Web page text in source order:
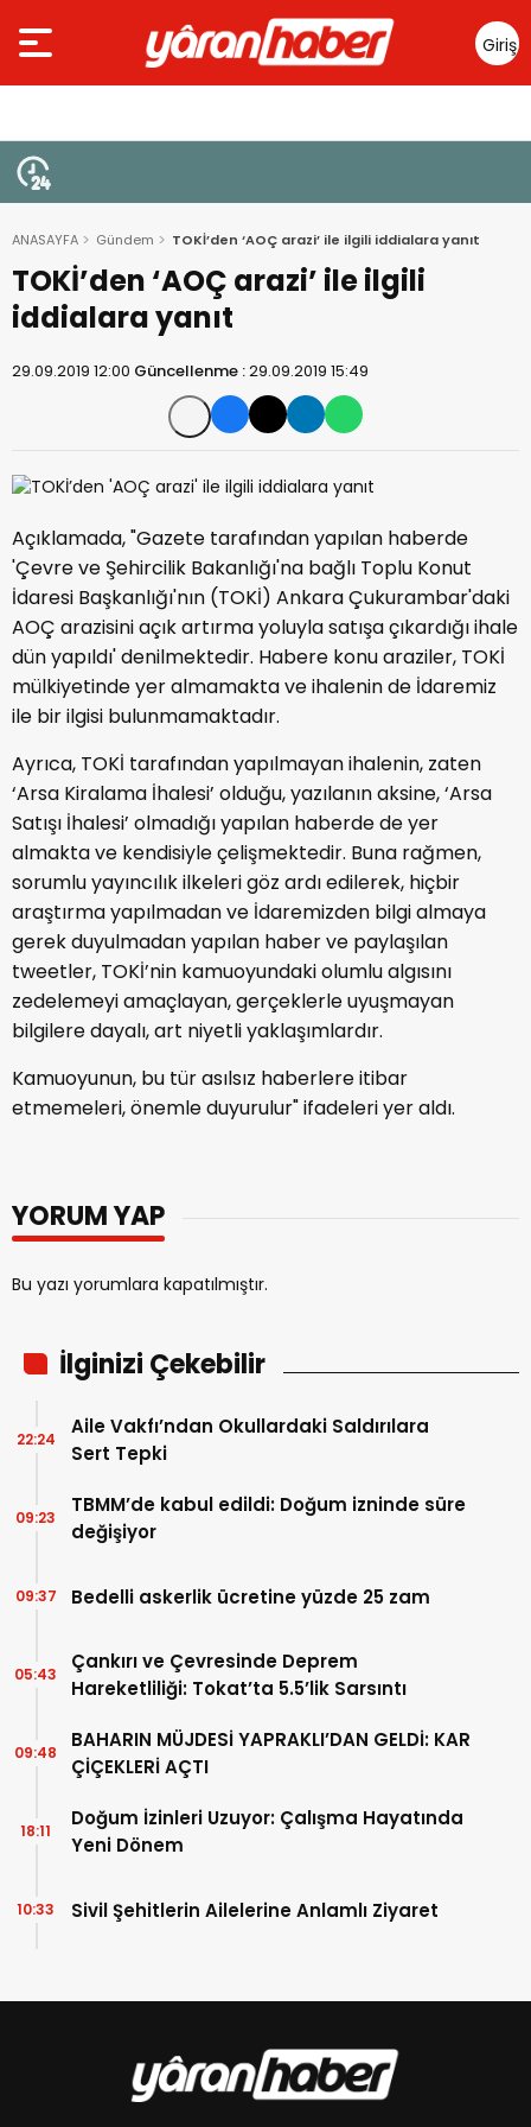
Giriş
Yap
ANASAYFA Gündem TOKİ’den ‘AOÇ arazi’ ile ilgili iddialara yanıt
TOKİ’den ‘AOÇ arazi’ ile ilgili
iddialara yanıt
29.09.2019 12:00 Güncellenme :29.09.2019 15:49
Açıklamada, "Gazete tarafından yapılan haberde
'Çevre ve Şehircilik Bakanlığı'na bağlı Toplu Konut
İdaresi Başkanlığı'nın (TOKİ) Ankara Çukurambar'daki
AOÇ arazisini açık artırma yoluyla satışa çıkardığı ihale
dün yapıldı' denilmektedir. Habere konu araziler, TOKİ
mülkiyetinde yer almamakta ve ihalenin de İdaremiz
ile bir ilgisi bulunmamaktadır.
Ayrıca, TOKİ tarafından yapılmayan ihalenin, zaten
‘Arsa Kiralama İhalesi’ olduğu, yazılanın aksine, ‘Arsa
Satışı İhalesi’ olmadığı yapılan haberde de yer
almakta ve kendisiyle çelişmektedir. Buna rağmen,
sorumlu yayıncılık ilkeleri göz ardı edilerek, hiçbir
araştırma yapılmadan ve İdaremizden bilgi almaya
gerek duyulmadan yapılan haber ve paylaşılan
tweetler, TOKİ’nin kamuoyundaki olumlu algısını
zedelemeyi amaçlayan, gerçeklerle uyuşmayan
bilgilere dayalı, art niyetli yaklaşımlardır.
Kamuoyunun, bu tür asılsız haberlere itibar
etmemeleri, önemle duyurulur" ifadeleri yer aldı.
YORUM YAP
Bu yazı yorumlara kapatılmıştır.
İlginizi Çekebilir
Aile Vakfı’ndan Okullardaki Saldırılara
Sert Tepki
22:24
TBMM’de kabul edildi: Doğum izninde süre
değişiyor
09:23
Bedelli askerlik ücretine yüzde 25 zam
09:37
Çankırı ve Çevresinde Deprem
Hareketliliği: Tokat’ta 5.5’lik Sarsıntı
05:43
BAHARIN MÜJDESİ YAPRAKLI’DAN GELDİ: KAR
ÇİÇEKLERİ AÇTI
09:48
Doğum İzinleri Uzuyor: Çalışma Hayatında
Yeni Dönem
18:11
Sivil Şehitlerin Ailelerine Anlamlı Ziyaret
10:33